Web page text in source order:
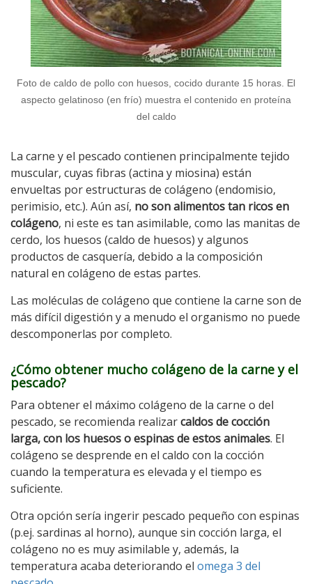
Foto de caldo de pollo con huesos, cocido durante 15 horas. El
aspecto gelatinoso (en frío) muestra el contenido en proteína
del caldo
La carne y el pescado contienen principalmente tejido
muscular, cuyas fibras (actina y miosina) están
envueltas por estructuras de colágeno (endomisio,
perimisio, etc.). Aún así, no son alimentos tan ricos en
colágeno, ni este es tan asimilable, como las manitas de
cerdo, los huesos (caldo de huesos) y algunos
productos de casquería, debido a la composición
natural en colágeno de estas partes.
Las moléculas de colágeno que contiene la carne son de
más difícil digestión y a menudo el organismo no puede
descomponerlas por completo.
¿Cómo obtener mucho colágeno de la carne y el
pescado?
Para obtener el máximo colágeno de la carne o del
pescado, se recomienda realizarcaldos de cocción
larga, con los huesos o espinas de estos animales. El
colágeno se desprende en el caldo con la cocción
cuando la temperatura es elevada y el tiempo es
suficiente.
Otra opción sería ingerir pescado pequeño con espinas
(p.ej. sardinas al horno), aunque sin cocción larga, el
colágeno no es muy asimilable y, además, la
temperatura acaba deteriorando el omega 3 del